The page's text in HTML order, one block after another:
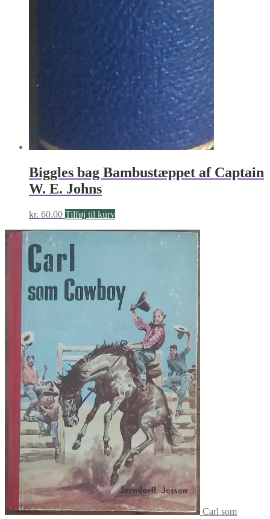
Biggles bag Bambustæppet af Captain
W. E. Johns
kr. 60.00 Tilføj til kurv
Carl som